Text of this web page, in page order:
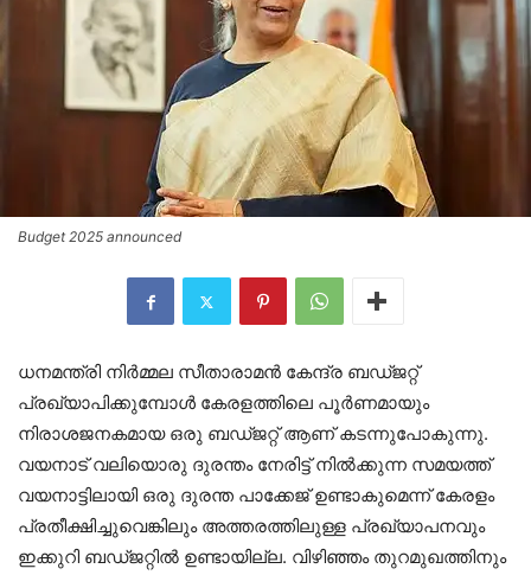
Budget 2025 announced
ധനമന്ത്രി നിർമ്മല സീതാരാമൻ കേന്ദ്ര ബഡ്ജറ്റ്
പ്രഖ്യാപിക്കുമ്പോൾ കേരളത്തിലെ പൂർണമായും
നിരാശജനകമായ ഒരു ബഡ്ജറ്റ് ആണ് കടന്നുപോകുന്നു.
വയനാട് വലിയൊരു ദുരന്തം നേരിട്ട് നിൽക്കുന്ന സമയത്ത്
വയനാട്ടിലായി ഒരു ദുരന്ത പാക്കേജ് ഉണ്ടാകുമെന്ന് കേരളം
പ്രതീക്ഷിച്ചുവെങ്കിലും അത്തരത്തിലുള്ള പ്രഖ്യാപനവും
ഇക്കുറി ബഡ്ജറ്റിൽ ഉണ്ടായില്ല. വിഴിഞ്ഞം തുറമുഖത്തിനും